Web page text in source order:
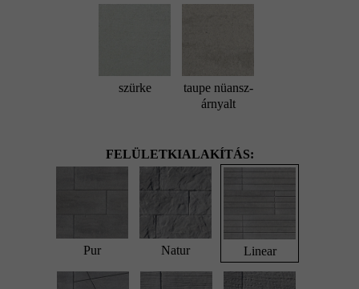
szürke
taupe nüansz-
árnyalt
FELÜLETKIALAKÍTÁS:
Pur Natur Linear